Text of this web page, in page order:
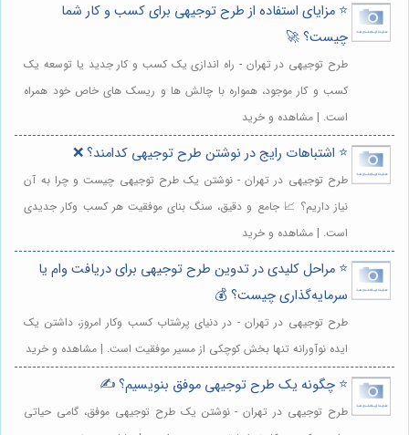
⭐️ مزایای استفاده از طرح توجیهی برای کسب و کار شما
چیست؟ 🚀
طرح توجیهی در تهران - راه اندازی یک کسب و کار جدید یا توسعه یک
کسب و کار موجود، همواره با چالش ها و ریسک های خاص خود همراه
است. | مشاهده و خرید
⭐️ اشتباهات رایج در نوشتن طرح توجیهی کدامند؟ ❌
طرح توجیهی در تهران - نوشتن یک طرح توجیهی چیست و چرا به آن
نیاز داریم؟ 📈 جامع و دقیق، سنگ بنای موفقیت هر کسب وکار جدیدی
است. | مشاهده و خرید
⭐️ مراحل کلیدی در تدوین طرح توجیهی برای دریافت وام یا
سرمایه‌گذاری چیست؟ 💰
طرح توجیهی در تهران - در دنیای پرشتاب کسب وکار امروز، داشتن یک
ایده نوآورانه تنها بخش کوچکی از مسیر موفقیت است. | مشاهده و خرید
⭐️ چگونه یک طرح توجیهی موفق بنویسیم؟ ✍️
طرح توجیهی در تهران - نوشتن یک طرح توجیهی موفق، گامی حیاتی